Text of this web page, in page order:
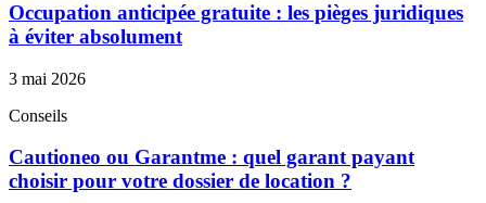
Occupation anticipée gratuite : les pièges juridiques
à éviter absolument
3 mai 2026
Conseils
Cautioneo ou Garantme : quel garant payant
choisir pour votre dossier de location ?